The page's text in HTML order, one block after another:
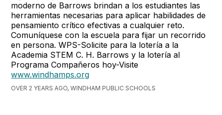
moderno de Barrows brindan a los estudiantes las
herramientas necesarias para aplicar habilidades de
pensamiento crítico efectivas a cualquier reto.
Comuníquese con la escuela para fijar un recorrido
en persona. WPS-Solicite para la lotería a la
Academia STEM C. H. Barrows y la lotería al
Programa Compañeros hoy-Visite
www.windhamps.org
OVER 2 YEARS AGO, WINDHAM PUBLIC SCHOOLS